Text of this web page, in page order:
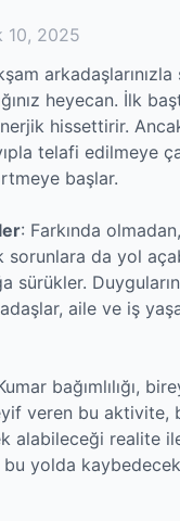
10, 2025
heyecan. İlk
hissettirir.
telafi edilmeye
başlar.
: Farkında
sorunlara da yol
sürükler.
aile ve iş
bağımlılığı,
veren bu aktivite,
alabileceği realite
yolda